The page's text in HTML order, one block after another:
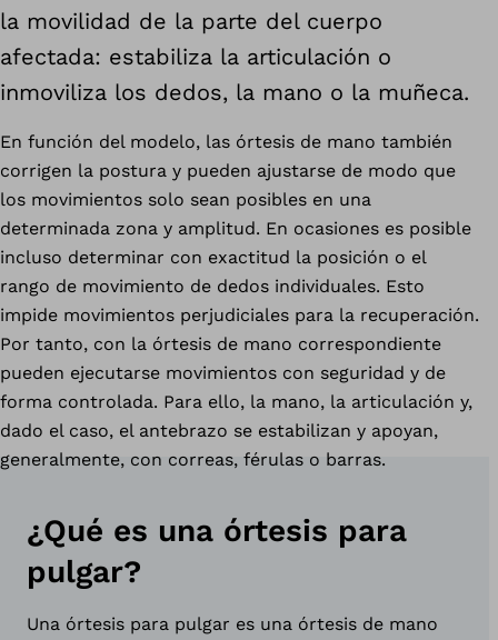
la movilidad de la parte del cuerpo
afectada: estabiliza la articulación o
inmoviliza los dedos, la mano o la muñeca.
En función del modelo, las órtesis de mano también
corrigen la postura y pueden ajustarse de modo que
los movimientos solo sean posibles en una
determinada zona y amplitud. En ocasiones es posible
incluso determinar con exactitud la posición o el
rango de movimiento de dedos individuales. Esto
impide movimientos perjudiciales para la recuperación.
Por tanto, con la órtesis de mano correspondiente
pueden ejecutarse movimientos con seguridad y de
forma controlada. Para ello, la mano, la articulación y,
dado el caso, el antebrazo se estabilizan y apoyan,
generalmente, con correas, férulas o barras.
¿Qué es una órtesis para
pulgar?
Una órtesis para pulgar es una órtesis de mano